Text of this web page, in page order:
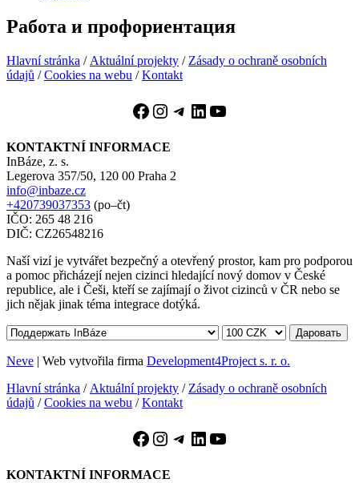
Работа и профориентация
Hlavní stránka / Aktuální projekty / Zásady o ochraně osobních
údajů /Cookies na webu /Kontakt
Facebook
Instagram
Telegram
LinkedIn
YouTube
KONTAKTNÍ INFORMACE
InBáze, z. s.
Legerova 357/50, 120 00 Praha 2
info@inbaze.cz
+420739037353 (po–čt)
IČO: 265 48 216
DIČ: CZ26548216
Naší vizí je vytvářet bezpečný a otevřený prostor, kam pro podporou
a pomoc přicházejí nejen cizinci hledající nový domov v České
republice, ale i Češi, kteří se zajímají o život cizinců v ČR nebo se
jich nějak jinak téma integrace dotýká.
Даровать
Neve | Web vytvořila firma Development4Project s. r. o.
Hlavní stránka / Aktuální projekty / Zásady o ochraně osobních
údajů /Cookies na webu /Kontakt
Facebook
Instagram
Telegram
LinkedIn
YouTube
KONTAKTNÍ INFORMACE